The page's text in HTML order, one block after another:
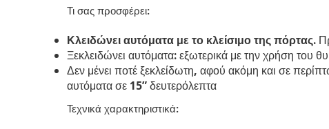
Τι σας προσφέρει:
Κλειδώνει αυτόματα με το κλείσιμο της πόρτας.
Ξεκλειδώνει αυτόματα: εξωτερικά με την χρήση του
Δεν μένει ποτέ ξεκλείδωτη, αφού ακόμη και σε
αυτόματα σε 15” δευτερόλεπτα
Τεχνικά χαρακτηριστικά: